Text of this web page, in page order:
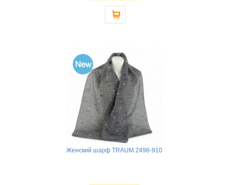
Женский шарф TRAUM 2498-910